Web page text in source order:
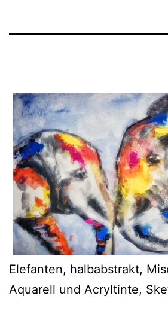
Elefanten, halbabstrakt,
Aquarell und Acryltinte,